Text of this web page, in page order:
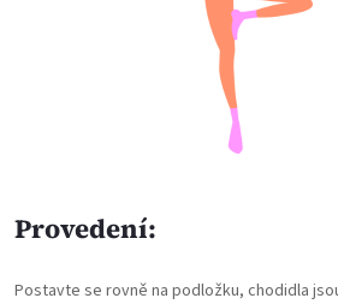
Provedení:
Postavte se rovně na podložku, chodidla